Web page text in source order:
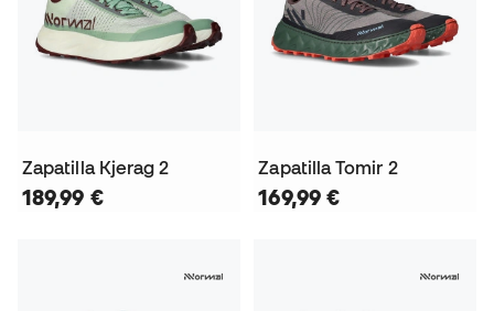
Zapatilla Kjerag 2
189,99 €
Zapatilla Tomir 2
169,99 €